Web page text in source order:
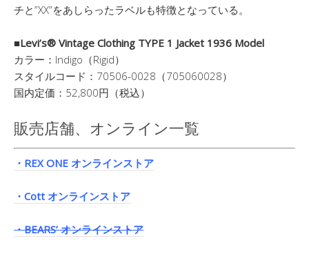
チと”XX”をあしらったラベルも特徴となっている。
■Levi’s® Vintage Clothing TYPE 1 Jacket 1936 Model
カラー：Indigo（Rigid）
スタイルコード：70506-0028（705060028）
国内定価：52,800円（税込）
販売店舗、オンライン一覧
・REX ONE オンラインストア
・Cott オンラインストア
・BEARS’ オンラインストア